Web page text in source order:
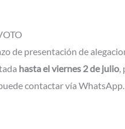
de presentación de
hasta el viernes 2 de julio,
contactar vía WhatsApp.